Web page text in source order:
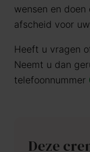
wensen en
afscheid voor
Heeft u vragen
Neemt u dan
telefoonnummer
Deze